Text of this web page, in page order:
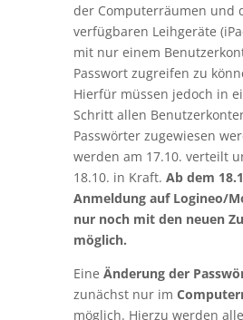
der Computerräumen und
verfügbaren Leihgeräte
mit nur einem
Passwort zugreifen zu
Hierfür müssen jedoch in
Schritt allen
Passwörter zugewiesen
werden am 17.10. verteilt
18.10. in Kraft. Ab dem
Anmeldung auf Logineo/
nur noch mit den neuen
möglich.
Eine Änderung der
zunächst nur im
möglich. Hierzu werden